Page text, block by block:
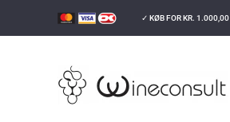
✓ KØB FORKR. 1.000,00